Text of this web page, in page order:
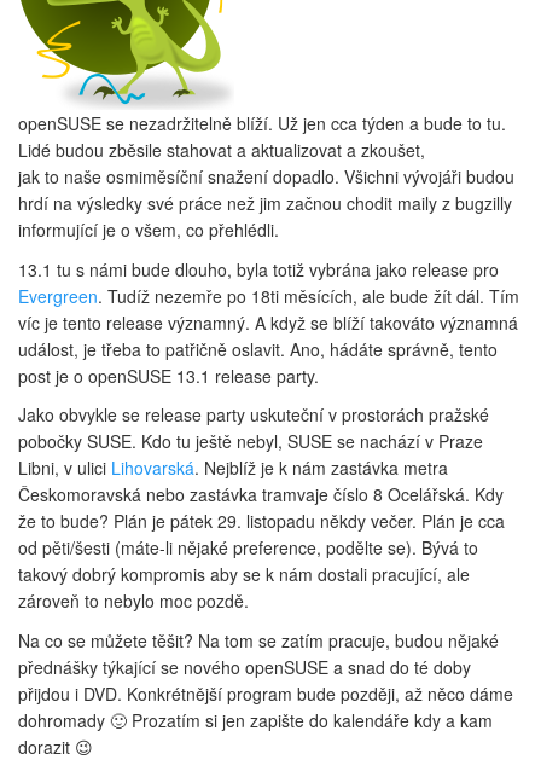
openSUSE se nezadržitelně blíží. Už jen cca týden a bude to tu.
Lidé budou zběsile stahovat a aktualizovat a zkoušet,
jak to naše osmiměsíční snažení dopadlo. Všichni vývojáři budou
hrdí na výsledky své práce než jim začnou chodit maily z bugzilly
informující je o všem, co přehlédli.
13.1 tu s námi bude dlouho, byla totiž vybrána jako release pro
Evergreen. Tudíž nezemře po 18ti měsících, ale bude žít dál. Tím
víc je tento release významný. A když se blíží takováto významná
událost, je třeba to patřičně oslavit. Ano, hádáte správně, tento
post je o openSUSE 13.1 release party.
Jako obvykle se release party uskuteční v prostorách pražské
pobočky SUSE. Kdo tu ještě nebyl, SUSE se nachází v Praze
Libni, v ulici Lihovarská. Nejblíž je k nám zastávka metra
Českomoravská nebo zastávka tramvaje číslo 8 Ocelářská. Kdy
že to bude? Plán je pátek 29. listopadu někdy večer. Plán je cca
od pěti/šesti (máte-li nějaké preference, podělte se). Bývá to
takový dobrý kompromis aby se k nám dostali pracující, ale
zároveň to nebylo moc pozdě.
Na co se můžete těšit? Na tom se zatím pracuje, budou nějaké
přednášky týkající se nového openSUSE a snad do té doby
přijdou i DVD. Konkrétnější program bude později, až něco dáme
dohromady 🙂 Prozatím si jen zapište do kalendáře kdy a kam
dorazit 😉